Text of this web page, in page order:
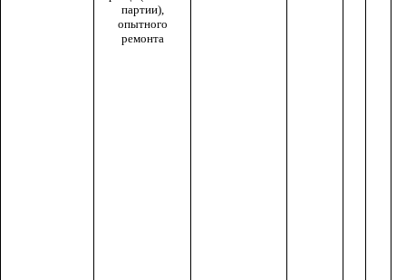
партии),
опытного
ремонта